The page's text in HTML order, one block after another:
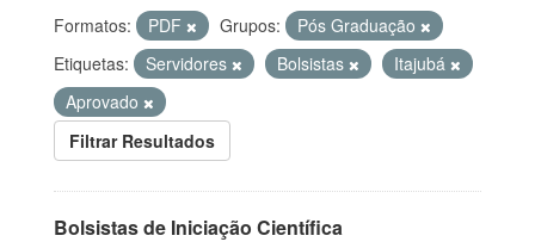
Formatos: PDF Grupos:
Pós Graduação
Etiquetas:
Servidores Bolsistas
Itajubá
Aprovado
Filtrar Resultados
Bolsistas de Iniciação Científica